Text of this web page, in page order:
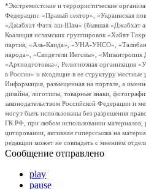
*Экстремистские и террористические
Федерации: «Правый сектор», «Украинская
«Джабхат Фатх аш-Шам» (бывшая «Джабхат
Коалиция исламских группировок «Хайят
партия, «Аль-Каида», «УНА-УНСО»,
народа», «Свидетели Иеговы», «Мизантропик
«Артподготовка», Религиозная организация
в России» и входящие в ее структуру местные
Информация, размещенная на портале, а
дизайна, логотипы, товарные знаки,
законодательством Российской Федерации и
могут быть использованы без разрешения
ГК РФ, при любом использовании материалов,
цитировании, активная гиперссылка на
редакции может не совпадать с мнением
Сообщение отправлено
play
pause